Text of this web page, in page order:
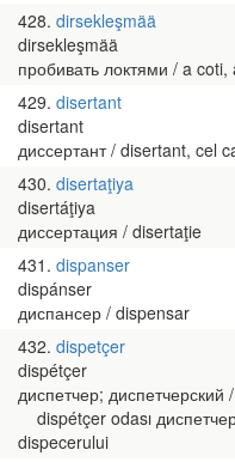
428 dirsekleşmää
dirsekleşmää
пробивать локтями / a
429 disertant
disertant
диссертант / disertant, cel
430 disertaţiya
disertáţiya
диссертация / disertaţie
431 dispanser
dispánser
диспансер / dispensar
432 dispetçer
dispétçer
диспетчер;
dispétçer odası
dispecerului